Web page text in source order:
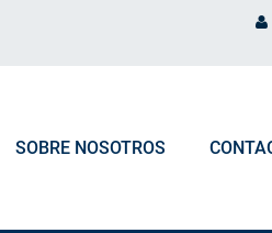
SOBRE NOSOTROS